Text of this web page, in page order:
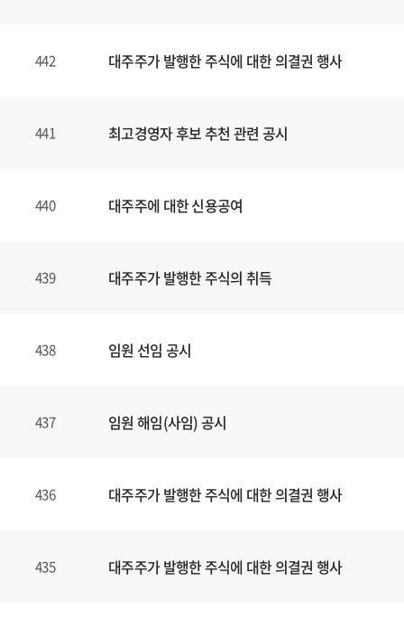
442 대주주가 발행한 주식에 대한 의결권 행사
441 최고경영자 후보 추천 관련 공시
440 대주주에 대한 신용공여
439 대주주가 발행한 주식의 취득
438 임원 선임 공시
437 임원 해임(사임) 공시
436 대주주가 발행한 주식에 대한 의결권 행사
435 대주주가 발행한 주식에 대한 의결권 행사